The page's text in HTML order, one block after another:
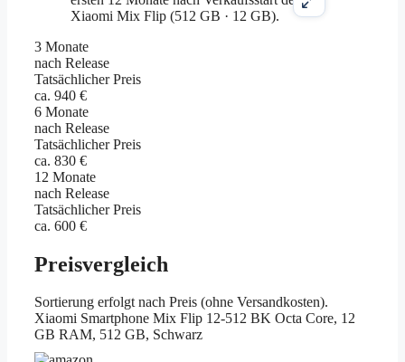
3 Monate
nach Release
Tatsächlicher Preis
ca. 940 €
6 Monate
nach Release
Tatsächlicher Preis
ca. 830 €
12 Monate
nach Release
Tatsächlicher Preis
ca. 600 €
Preisvergleich
Sortierung erfolgt nach Preis (ohne Versandkosten).
Xiaomi Smartphone Mix Flip 12-512 BK Octa Core, 12
GB RAM, 512 GB, Schwarz